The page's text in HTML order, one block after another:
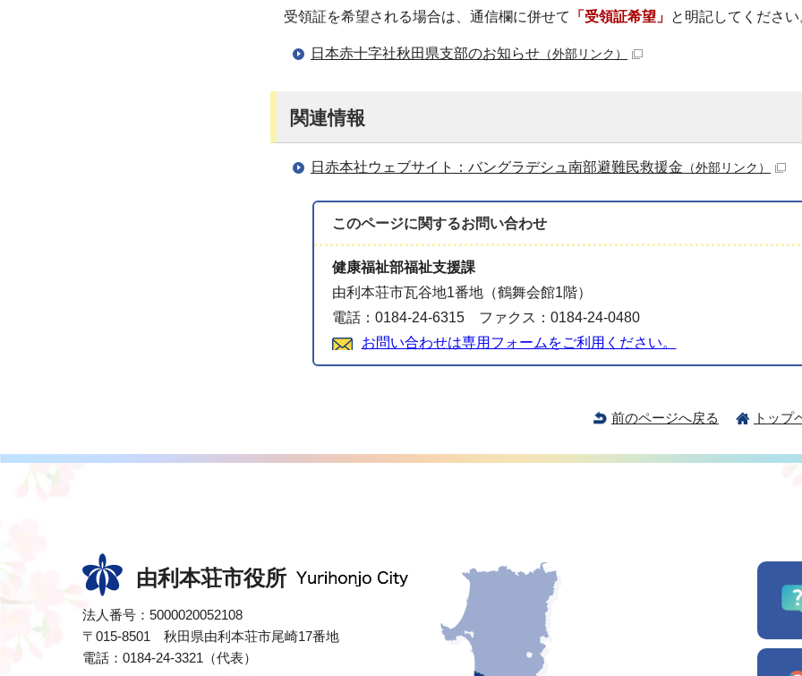
受領証を希望される場合は、通信欄に併せて
「受領証希望」 と明記してください
日本赤十字社秋田県支部のお知らせ （外部リンク）
関連情報
日赤本社ウェブサイト：バングラデシュ南部避難民救援金 （外部リンク）
このページに関するお問い合わせ
健康福祉部福祉支援課
由利本荘市瓦谷地1番地（鶴舞会館1階）
電話：0184-24-6315 ファクス：0184-24-0480
お問い合わせは専用フォームをご利用ください。
前のページへ戻る トップ
由利本荘市役所
法人番号：5000020052108
〒015-8501 秋田県由利本荘市尾崎17番地
電話：0184-24-3321（代表）